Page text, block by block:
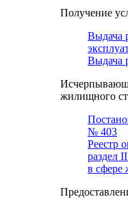
Получение
Выдача
Выдача
жилищного
№ 403
Реестр
раздел
в сфере